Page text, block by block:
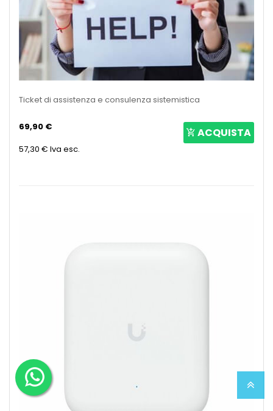
Ticket di assistenza e consulenza sistemistica
69,90 €
57,30 € Iva esc.
ACQUISTA